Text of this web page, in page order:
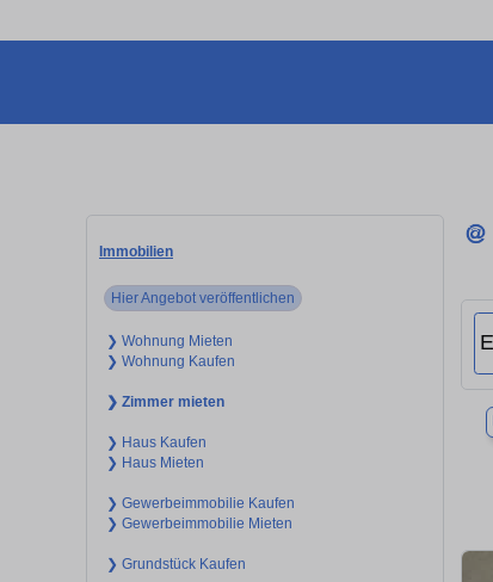
Immobilien
Hier Angebot veröffentlichen
❯ Wohnung Mieten
❯ Wohnung Kaufen
❯ Zimmer mieten
❯ Haus Kaufen
❯ Haus Mieten
❯ Gewerbeimmobilie Kaufen
❯ Gewerbeimmobilie Mieten
❯ Grundstück Kaufen